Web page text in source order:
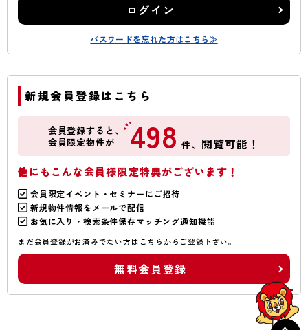
ログイン
パスワードを忘れた方はこちら≫
新規会員登録はこちら
会員登録すると、
会員限定物件が
498 件、 閲覧可能！
他にもこんな会員様限定特典がございます！
会員限定イベント・セミナーにご招待
新規物件情報をメールで配信
お気に入り・検索条件保存マッチング通知機能
まだ会員登録がお済みでない方はこちらからご登録下さい。
無料会員登録